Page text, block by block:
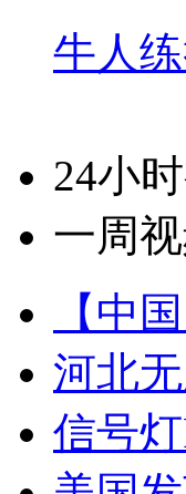
牛人
24小
一周
【中
河北
信号